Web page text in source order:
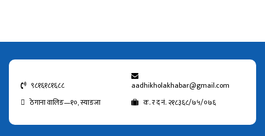
९८१६१८१६८८
aadhikholakhabar@gmail.com
ठेगाना वालिङ—१०, स्याङजा
क. र द नं. २१८३६८/७५/०७६